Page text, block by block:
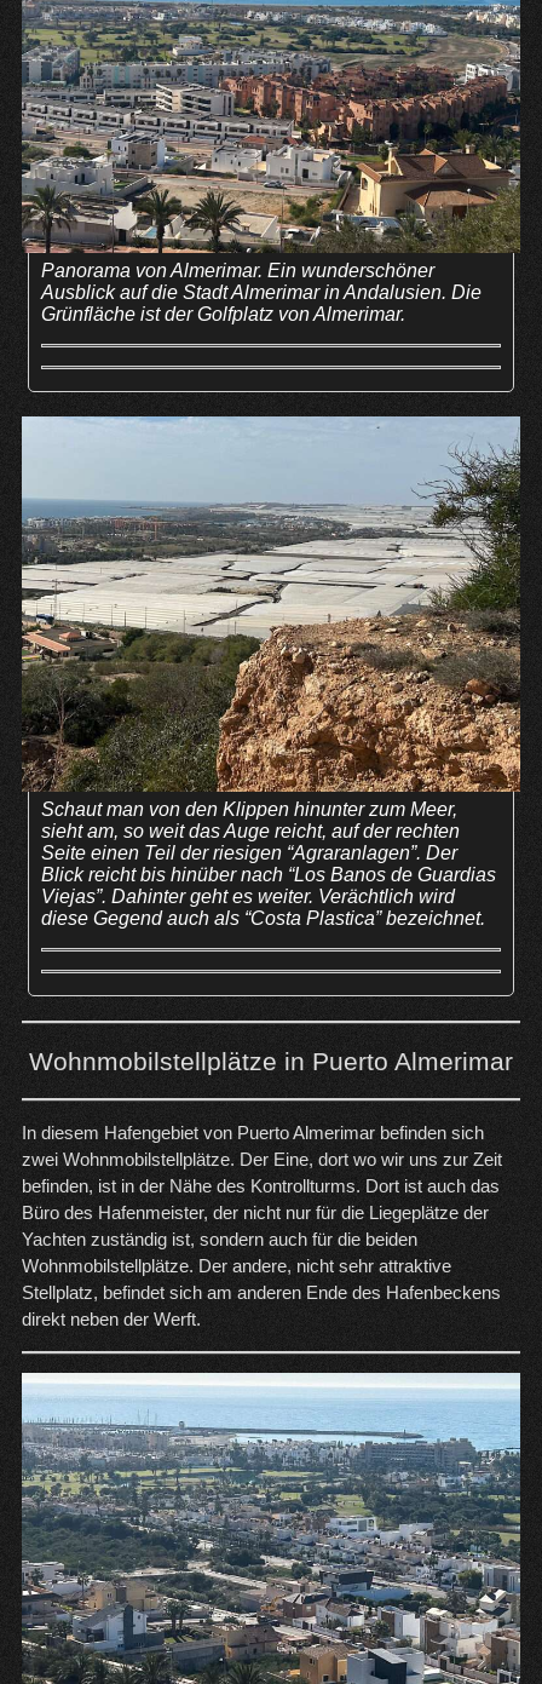
Panorama von Almerimar. Ein wunderschöner
Ausblick auf die Stadt Almerimar in Andalusien. Die
Grünfläche ist der Golfplatz von Almerimar.
Schaut man von den Klippen hinunter zum Meer,
sieht am, so weit das Auge reicht, auf der rechten
Seite einen Teil der riesigen “Agraranlagen”. Der
Blick reicht bis hinüber nach “Los Banos de Guardias
Viejas”. Dahinter geht es weiter. Verächtlich wird
diese Gegend auch als “Costa Plastica” bezeichnet.
Wohnmobilstellplätze in Puerto Almerimar
In diesem Hafengebiet von Puerto Almerimar befinden sich
zwei Wohnmobilstellplätze. Der Eine, dort wo wir uns zur Zeit
befinden, ist in der Nähe des Kontrollturms. Dort ist auch das
Büro des Hafenmeister, der nicht nur für die Liegeplätze der
Yachten zuständig ist, sondern auch für die beiden
Wohnmobilstellplätze. Der andere, nicht sehr attraktive
Stellplatz, befindet sich am anderen Ende des Hafenbeckens
direkt neben der Werft.